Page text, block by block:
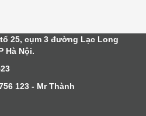
25, cụm 3 đường Lạc Long
Hà Nội.
123 - Mr Thành